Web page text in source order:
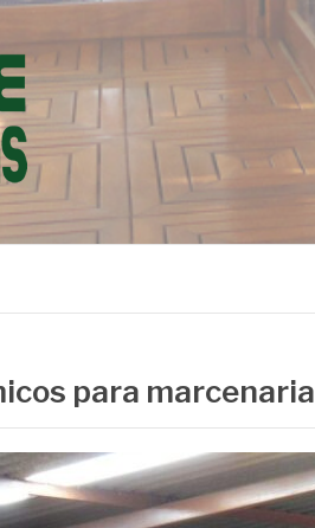
MADEIRAS
para marcenaria